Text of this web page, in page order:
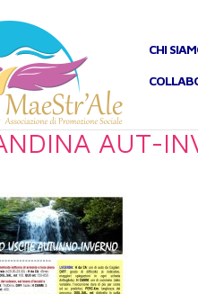
CHI
AUT-